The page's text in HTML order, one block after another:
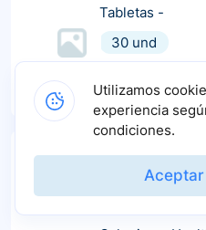
Tabletas -
30 und
INVIMA 2021M-
Quetivitae
Tabletas-
Utilizamos
experiencia
condiciones.